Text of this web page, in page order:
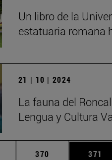
Un libro de la
estatuaria romana
21 | 10 | 2024
La fauna del
Lengua y Cultura
Páginas intermedias Use TAB
Página
370 Página
371